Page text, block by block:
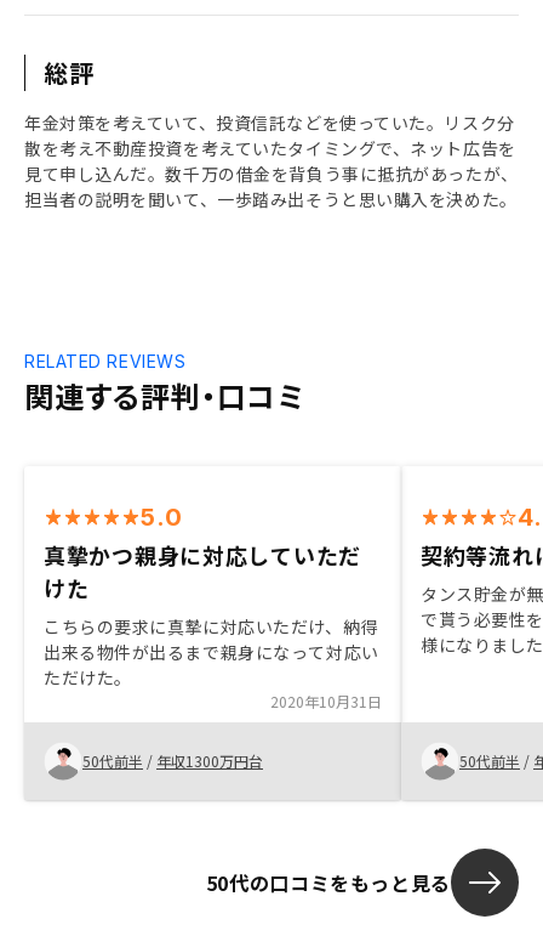
総評
年金対策を考えていて、投資信託などを使っていた。リスク分
散を考え不動産投資を考えていたタイミングで、ネット広告を
見て申し込んだ。数千万の借金を背負う事に抵抗があったが、
担当者の説明を聞いて、一歩踏み出そうと思い購入を決めた。
関連する評判・口コミ
RELATED REVIEWS
5.0
真摯かつ親身に対応していただ
けた
こちらの要求に真摯に対応いただけ、納得
出来る物件が出るまで親身になって対応い
ただけた。
2020年10月31日
50代前半 / 年収1300万円台
契約等流れ
タンス貯金が
で貰う必要性
様になりまし
社がある中で
期待できると
選びました。
と言話す度に
50代前半 /
50代の口コミをもっと見る